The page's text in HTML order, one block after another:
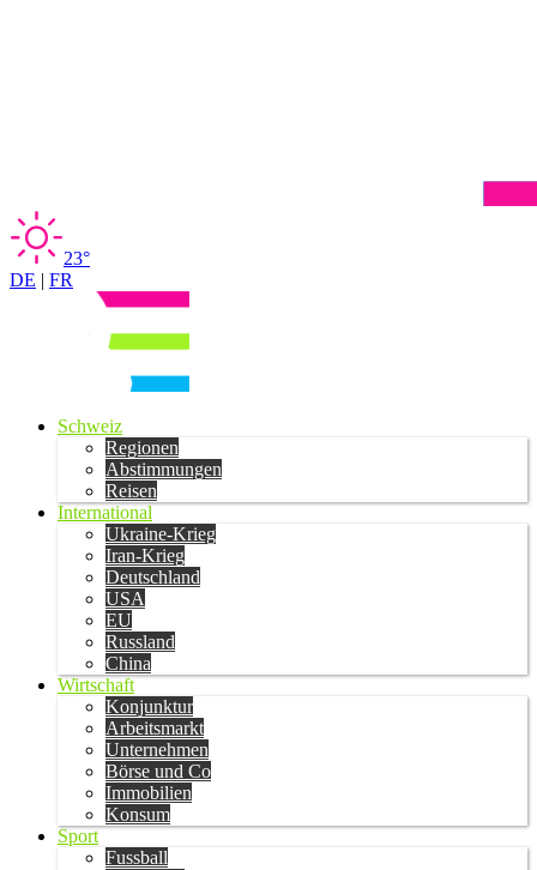
23°
DE | FR
Schweiz
Regionen
Abstimmungen
Reisen
International
Ukraine-Krieg
Iran-Krieg
Deutschland
USA
EU
Russland
China
Wirtschaft
Konjunktur
Arbeitsmarkt
Unternehmen
Börse und Co
Immobilien
Konsum
Sport
Fussball